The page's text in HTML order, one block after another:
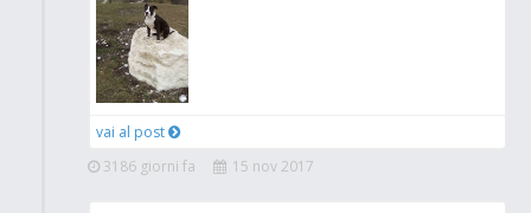
vai al post
3186 giorni fa
15 nov 2017